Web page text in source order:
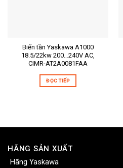
Biến tần Yaskawa A1000
18.5/22kw 200…240V AC,
CIMR-AT2A0081FAA
ĐỌC TIẾP
HÃNG SẢN XUẤT
Hãng Yaskawa